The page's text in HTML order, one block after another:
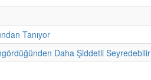
Tanıyor
Daha Şiddetli Seyredebilir